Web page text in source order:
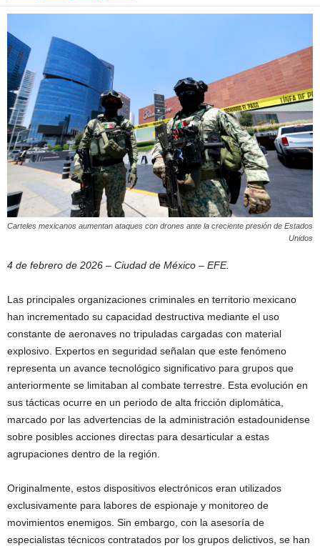
Carteles mexicanos aumentan ataques con drones ante la creciente presión de Estados
Unidos
4 de febrero de 2026 – Ciudad de México – EFE.
Las principales organizaciones criminales en territorio mexicano
han incrementado su capacidad destructiva mediante el uso
constante de aeronaves no tripuladas cargadas con material
explosivo. Expertos en seguridad señalan que este fenómeno
representa un avance tecnológico significativo para grupos que
anteriormente se limitaban al combate terrestre. Esta evolución en
sus tácticas ocurre en un periodo de alta fricción diplomática,
marcado por las advertencias de la administración estadounidense
sobre posibles acciones directas para desarticular a estas
agrupaciones dentro de la región.
Originalmente, estos dispositivos electrónicos eran utilizados
exclusivamente para labores de espionaje y monitoreo de
movimientos enemigos. Sin embargo, con la asesoría de
especialistas técnicos contratados por los grupos delictivos, se han